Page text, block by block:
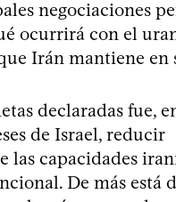
negociaciones
ocurrirá con el
Irán mantiene en
declaradas fue,
de Israel, reducir
las capacidades
De más está